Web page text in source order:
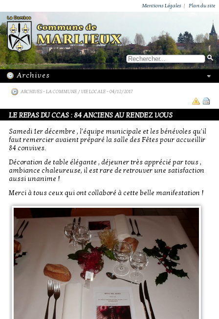
Mentions Légales | Plan du site
ARCHIVES-LA COMMUNE / VIE LOCALE- 04/12/2017
LE REPAS DU CCAS : 84 ANCIENS AU RENDEZ VOUS
Samedi 1er décembre , l'équipe municipale et les bénévoles qu'il
faut remercier avaient préparé la salle des Fêtes pour accueillir
84 convives.
Décoration de table élégante , déjeuner très apprécié par tous ,
ambiance chaleureuse, il est rare de retrouver une satisfaction
aussi unanime !
Merci à tous ceux qui ont collaboré à cette belle manifestation !